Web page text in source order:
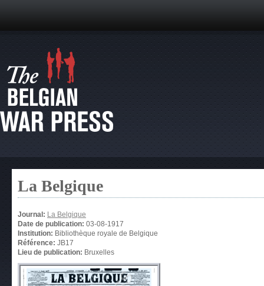
La Belgique
Journal: La Belgique
Date de publication: 03-08-1917
Institution: Bibliothèque royale de Belgique
Référence: JB17
Lieu de publication: Bruxelles